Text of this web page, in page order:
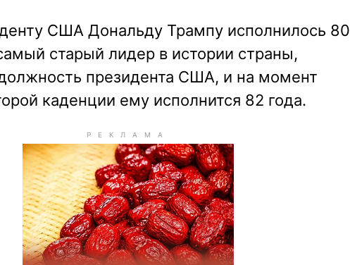
США Дональду Трампу исполнилось 80
старый лидер в истории страны,
президента США, и на момент
каденции ему исполнится 82 года.